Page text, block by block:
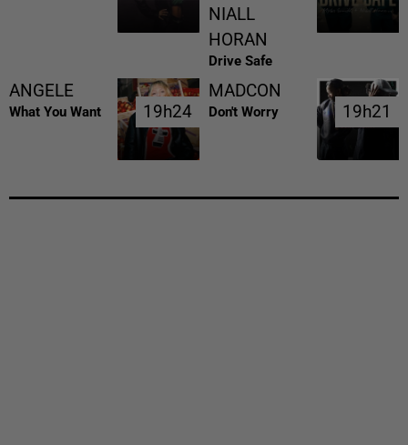
NIALL
HORAN
Drive Safe
ANGELE
What You Want 19h24
19h24
MADCON
Don't Worry 19h21
19h21